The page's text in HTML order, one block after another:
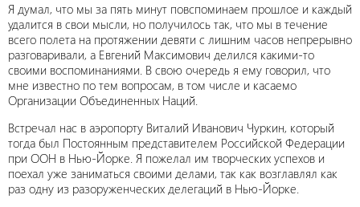
Я думал, что мы за пять минут повспоминаем прошлое и каждый
удалится в свои мысли, но получилось так, что мы в течение
всего полета на протяжении девяти с лишним часов непрерывно
разговаривали, а Евгений Максимович делился какими-то
своими воспоминаниями. В свою очередь я ему говорил, что
мне известно по тем вопросам, в том числе и касаемо
Организации Объединенных Наций.
Встречал нас в аэропорту Виталий Иванович Чуркин, который
тогда был Постоянным представителем Российской Федерации
при ООН в Нью-Йорке. Я пожелал им творческих успехов и
поехал уже заниматься своими делами, так как возглавлял как
раз одну из разоруженческих делегаций в Нью-Йорке.